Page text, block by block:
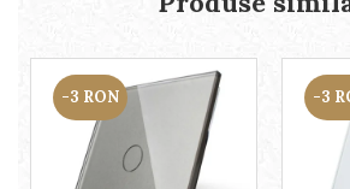
-3 RON -3